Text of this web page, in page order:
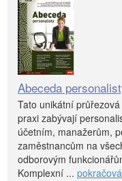
Abeceda
Tato unikátní
praxi zabývají
účetním, manažerům,
zaměstnancům na
odborovým
Komplexní ...